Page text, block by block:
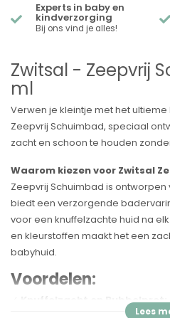
Experts in baby en
kindverzorging
Bij ons vind je alles!
Zwitsal - Zeepvrij
ml
Verwen je kleintje met het
Zeepvrij Schuimbad, speciaal
zacht en schoon te houden
Waarom kiezen voor Zwitsal
Zeepvrij Schuimbad is
biedt een verzorgende
voor een knuffelzachte huid na
en kleurstoffen maakt het een
babyhuid.
Voordelen:
Knuffelzacht en Bubbelpret: